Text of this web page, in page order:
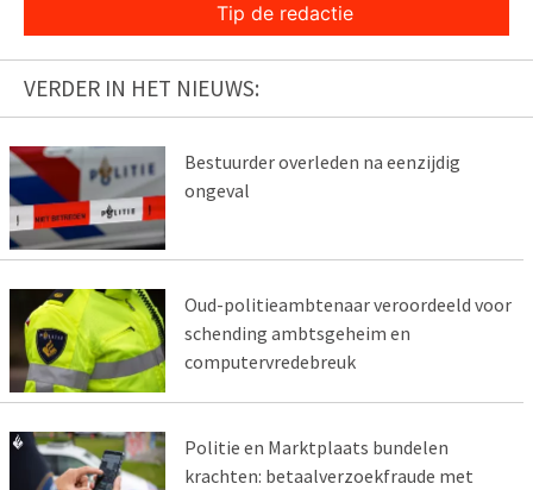
Tip de redactie
VERDER IN HET NIEUWS:
Bestuurder overleden na eenzijdig
ongeval
Oud-politieambtenaar veroordeeld voor
schending ambtsgeheim en
computervredebreuk
Politie en Marktplaats bundelen
krachten: betaalverzoekfraude met